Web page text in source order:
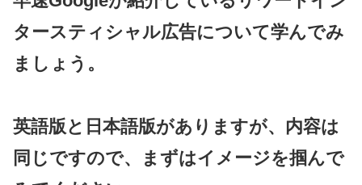
タースティシャル広告について学んでみ
ましょう。
英語版と日本語版がありますが、内容は
同じですので、まずはイメージを掴んで